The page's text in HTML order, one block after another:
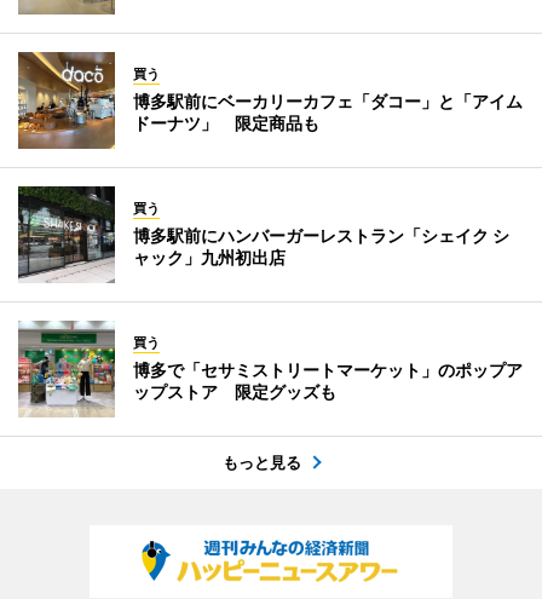
買う
博多駅前にベーカリーカフェ「ダコー」と「アイム
ドーナツ」 限定商品も
買う
博多駅前にハンバーガーレストラン「シェイク シ
ャック」九州初出店
買う
博多で「セサミストリートマーケット」のポップア
ップストア 限定グッズも
もっと見る